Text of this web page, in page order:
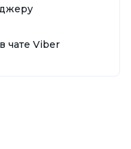
чате Viber